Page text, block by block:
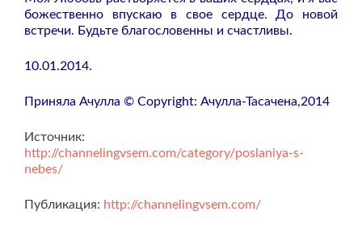
божественно впускаю в свое сердце. До новой
встречи. Будьте благословенны и счастливы.
10.01.2014.
Приняла Ачулла © Copyright: Ачулла-Тасачена,2014
Источник:
http://channelingvsem.com/category/poslaniya-s-
nebes/
Публикация: http://channelingvsem.com/